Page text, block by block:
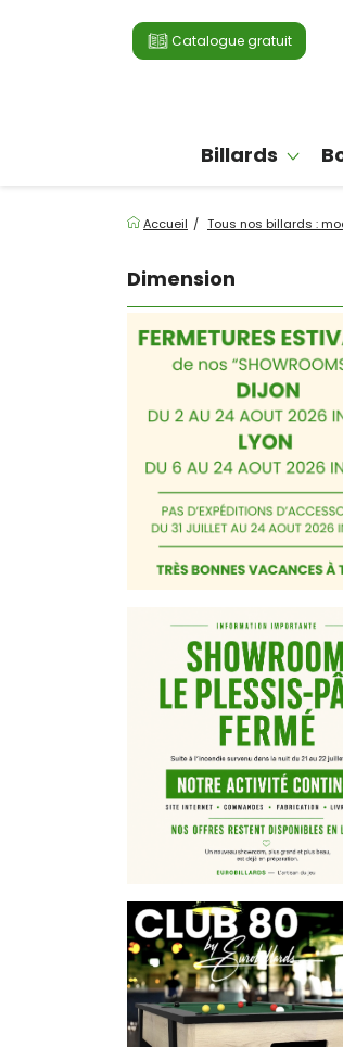
Catalogue gratuit
Billards
Accueil Tous nos billards :
Dimension